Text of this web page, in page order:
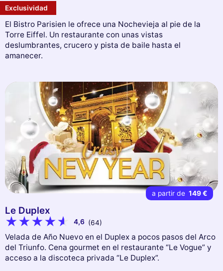
Exclusividad
El Bistro Parisien le ofrece una Nochevieja al pie de la
Torre Eiffel. Un restaurante con unas vistas
deslumbrantes, crucero y pista de baile hasta el
amanecer.
a partir de 149 €
Le Duplex
4,6 (64)
Velada de Año Nuevo en el Duplex a pocos pasos del Arco
del Triunfo. Cena gourmet en el restaurante “Le Vogue” y
acceso a la discoteca privada “Le Duplex”.